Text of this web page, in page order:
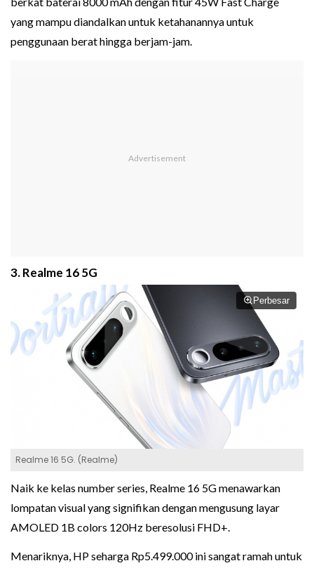
yang mampu diandalkan untuk ketahanannya untuk
penggunaan berat hingga berjam-jam.
3. Realme 16 5G
Perbesar
Realme 16 5G. (Realme)
Naik ke kelas number series, Realme 16 5G menawarkan
lompatan visual yang signifikan dengan mengusung layar
AMOLED 1B colors 120Hz beresolusi FHD+.
Menariknya, HP seharga Rp5.499.000 ini sangat ramah untuk